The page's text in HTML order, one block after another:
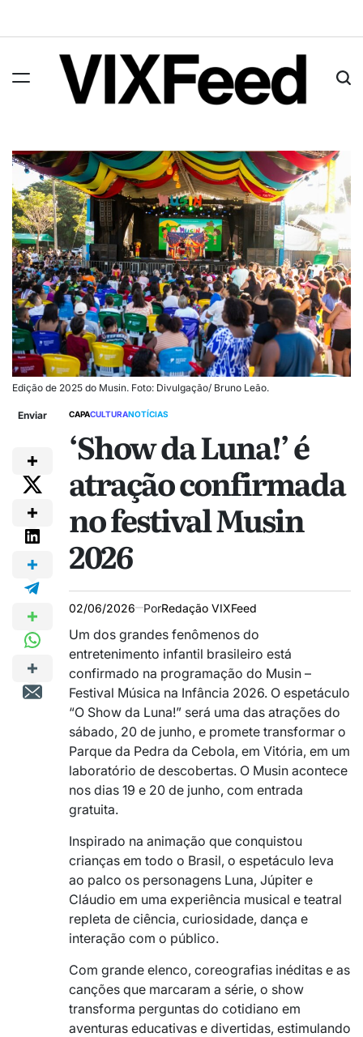
Edição de 2025 do Musin. Foto: Divulgação/ Bruno Leão.
Enviar CAPACULTURANOTÍCIAS
‘Show da Luna!’ é
atração confirmada
no festival Musin
2026
02/06/2026 PorRedação VIXFeed
Um dos grandes fenômenos do
entretenimento infantil brasileiro está
confirmado na programação do Musin –
Festival Música na Infância 2026. O espetáculo
“O Show da Luna!” será uma das atrações do
sábado, 20 de junho, e promete transformar o
Parque da Pedra da Cebola, em Vitória, em um
laboratório de descobertas. O Musin acontece
nos dias 19 e 20 de junho, com entrada
gratuita.
Inspirado na animação que conquistou
crianças em todo o Brasil, o espetáculo leva
ao palco os personagens Luna, Júpiter e
Cláudio em uma experiência musical e teatral
repleta de ciência, curiosidade, dança e
interação com o público.
Com grande elenco, coreografias inéditas e as
canções que marcaram a série, o show
transforma perguntas do cotidiano em
aventuras educativas e divertidas, estimulando